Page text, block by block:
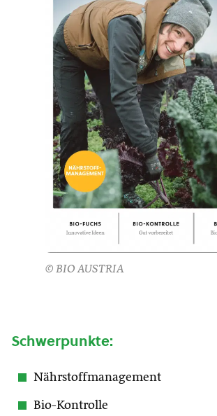
© BIO AUSTRIA
Schwerpunkte:
Nährstoffmanagement
Bio-Kontrolle